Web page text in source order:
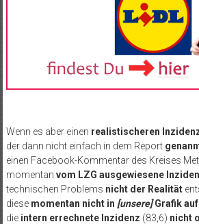
Wenn es aber einen realistischeren
der dann nicht einfach in dem Report
einen Facebook-Kommentar des Kreises
momentan vom LZG ausgewiesene
technischen Problems nicht der Realität
diese momentan nicht in [unsere]Grafik
die intern errechnete Inzidenz (83,6) nicht